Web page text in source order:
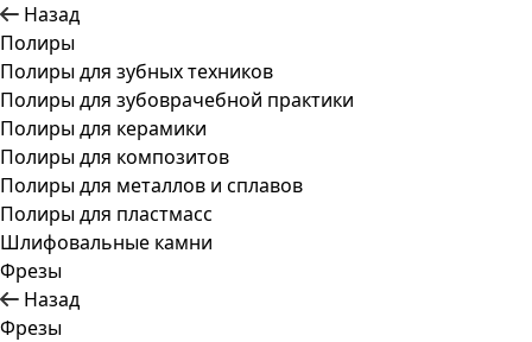
Назад
Полиры
Полиры для зубных техников
Полиры для зубоврачебной практики
Полиры для керамики
Полиры для композитов
Полиры для металлов и сплавов
Полиры для пластмасс
Шлифовальные камни
Фрезы
Назад
Фрезы